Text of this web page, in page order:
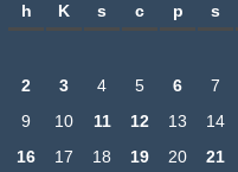
h K s c p s
2
3 4 5 6 7
9
10 11 12 13 14
16
17 18 19 20 21